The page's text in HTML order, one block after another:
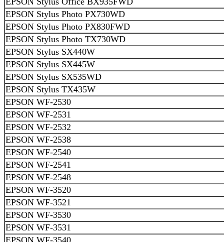
EPSON Stylus Photo PX730WD
EPSON Stylus Photo PX830FWD
EPSON Stylus Photo TX730WD
EPSON Stylus SX440W
EPSON Stylus SX445W
EPSON Stylus SX535WD
EPSON Stylus TX435W
EPSON WF-2530
EPSON WF-2531
EPSON WF-2532
EPSON WF-2538
EPSON WF-2540
EPSON WF-2541
EPSON WF-2548
EPSON WF-3520
EPSON WF-3521
EPSON WF-3530
EPSON WF-3531
EPSON WF-3540